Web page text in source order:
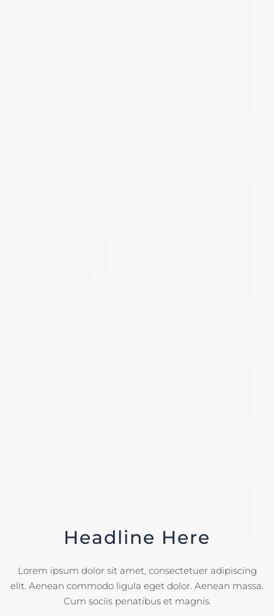
Headline Here
Lorem ipsum dolor sit amet, consectetuer adipiscing
elit. Aenean commodo ligula eget dolor. Aenean massa.
Cum sociis penatibus et magnis.